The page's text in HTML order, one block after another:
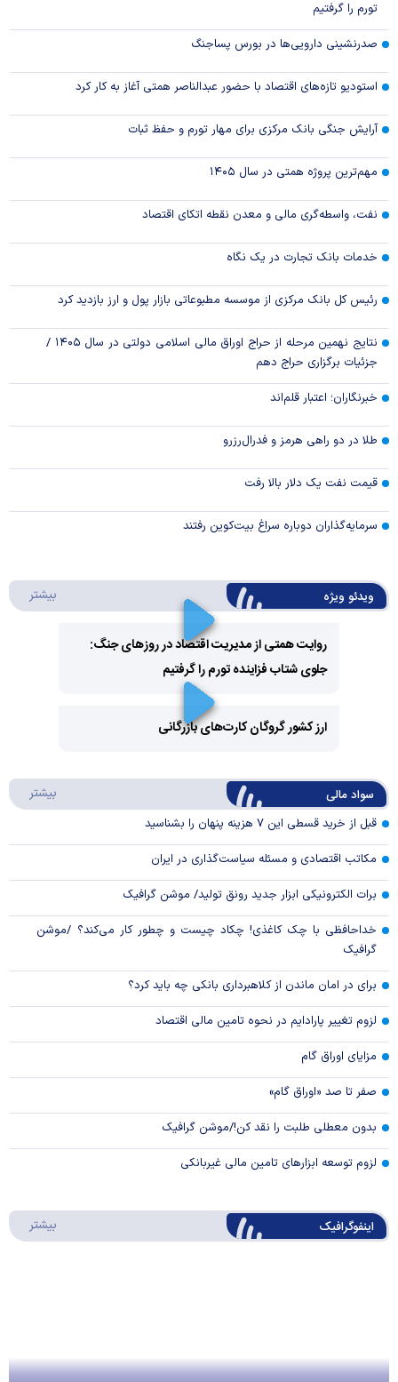
تورم را گرفتیم
صدرنشینی دارویی‌ها در بورس پساجنگ
استودیو تازه‌های اقتصاد با حضور عبدالناصر همتی آغاز به کار کرد
آرایش جنگی بانک مرکزی برای مهار تورم و حفظ ثبات
مهم‌ترین پروژه همتی در سال ۱۴۰۵
نفت، واسطه‌گری مالی و معدن نقطه اتکای اقتصاد
خدمات بانک تجارت در یک نگاه
رئیس کل بانک مرکزی از موسسه مطبوعاتی بازار پول و ارز بازدید کرد
نتایج نهمین مرحله از حراج اوراق مالی اسلامی دولتی در سال ۱۴۰۵ /
جزئیات برگزاری حراج دهم
خبرنگاران؛ اعتبار قلم‌اند
طلا در دو راهی هرمز و فدرال‌رزرو
قیمت نفت یک دلار بالا رفت
سرمایه‌گذاران دوباره سراغ بیت‌کوین رفتند
ویدئو ویژه بیشتر
Play
Video
روایت همتی از مدیریت اقتصاد در روزهای جنگ:
جلوی شتاب فزاینده تورم را گرفتیم
Video
ارز کشور گروگان کارت‌های بازرگانی
سواد مالی بیشتر
قبل از خرید قسطی این ۷ هزینه پنهان را بشناسید
مکاتب اقتصادی و مسئله سیاست‌گذاری در ایران
برات الکترونیکی ابزار جدید رونق تولید/ موشن گرافیک
خداحافظی با چک کاغذی! چکاد چیست و چطور کار می‌کند؟ /موشن
گرافیک
برای در امان ماندن از کلاهبرداری بانکی چه باید کرد؟
لزوم تغییر پارادایم در نحوه تامین مالی اقتصاد
مزایای اوراق گام
صفر تا صد «اوراق گام»
بدون معطلی طلبت را نقد کن!/موشن گرافیک
لزوم توسعه ابزارهای تامین مالی غیربانکی
اینفوگرافیک بیشتر